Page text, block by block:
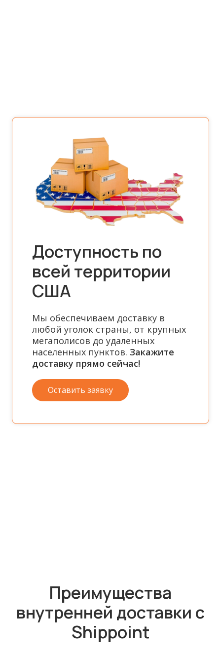
Доступность по
всей территории
США
Мы обеспечиваем доставку в
любой уголок страны, от крупных
мегаполисов до удаленных
населенных пунктов. Закажите
доставку прямо сейчас!
Оставить заявку
Преимущества
внутренней доставки с
Shippoint